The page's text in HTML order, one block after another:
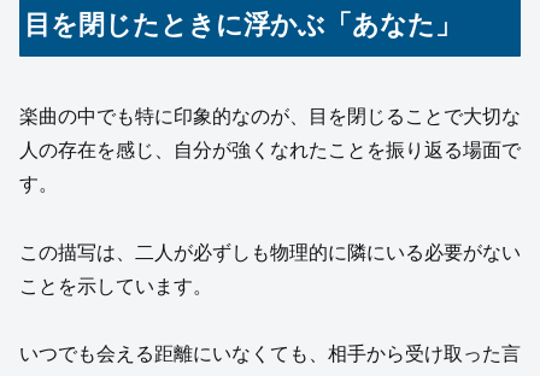
目を閉じたときに浮かぶ「あなた」
楽曲の中でも特に印象的なのが、目を閉じることで大切な
人の存在を感じ、自分が強くなれたことを振り返る場面で
す。
この描写は、二人が必ずしも物理的に隣にいる必要がない
ことを示しています。
いつでも会える距離にいなくても、相手から受け取った言